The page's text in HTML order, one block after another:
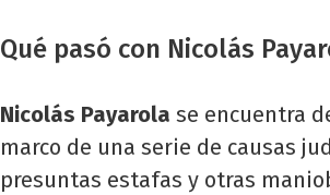
Qué pasó con Nicolás
Nicolás Payarola se encuentra
marco de una serie de causas
presuntas estafas y otras